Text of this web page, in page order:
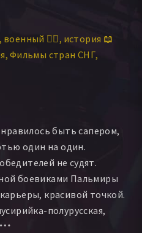
военный 👨‍✈️ история 📖
Фильмы стран СНГ
быть сапером,
один на один.
не судят.
боевиками Пальмиры
красивой точкой.
полурусская,
мечтал увидеть снова.